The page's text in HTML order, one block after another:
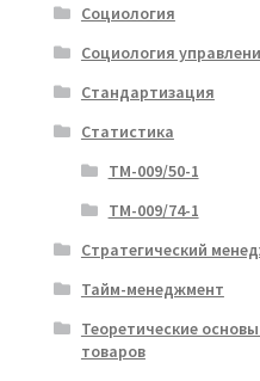
Социология
Социология
Стандартизация
Статистика
ТМ-009/50-1
ТМ-009/74-1
Стратегический
Тайм-менеджмент
Теоретические
товаров